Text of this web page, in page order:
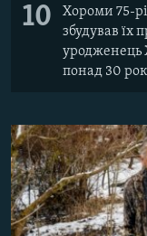
10
Хороми 75-
збудував їх
уродженець
понад 30